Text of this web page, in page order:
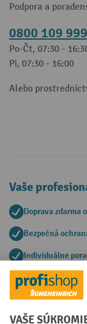
Podpora a
0800 109 999
Po-Čt, 07:30 -
Pi, 07:30 - 16:00
Alebo
Vaše
Doprava zdarma
Bezpečná
Individuálne
Spôsoby platby